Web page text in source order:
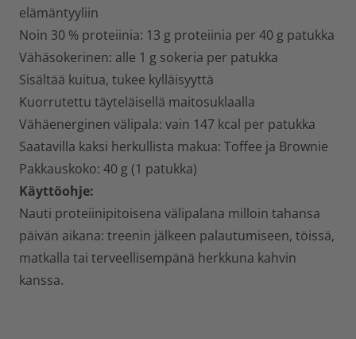
elämäntyyliin
Noin 30 % proteiinia: 13 g proteiinia per 40 g patukka
Vähäsokerinen: alle 1 g sokeria per patukka
Sisältää kuitua, tukee kylläisyyttä
Kuorrutettu täyteläisellä maitosuklaalla
Vähäenerginen välipala: vain 147 kcal per patukka
Saatavilla kaksi herkullista makua: Toffee ja Brownie
Pakkauskoko: 40 g (1 patukka)
Käyttöohje:
Nauti proteiinipitoisena välipalana milloin tahansa
päivän aikana: treenin jälkeen palautumiseen, töissä,
matkalla tai terveellisempänä herkkuna kahvin
kanssa.